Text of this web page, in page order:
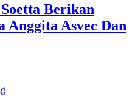
Berikan
Anggita Asvec Dan